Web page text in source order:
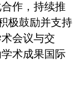
作，持续推
极鼓励并支持
会议与交
术成果国际